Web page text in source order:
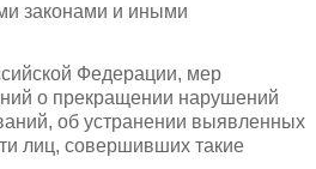
законами и иными
Федерации, мер
о прекращении нарушений
об устранении выявленных
лиц, совершивших такие